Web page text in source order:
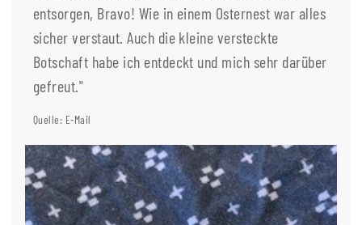
entsorgen, Bravo! Wie in einem Osternest war alles
sicher verstaut. Auch die kleine versteckte
Botschaft habe ich entdeckt und mich sehr darüber
gefreut."
Quelle: E-Mail